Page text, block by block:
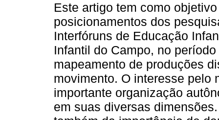
Este artigo tem como
posicionamentos dos
Interfóruns de Educação
Infantil do Campo, no
mapeamento de produções
movimento. O interesse pelo
importante organização
em suas diversas